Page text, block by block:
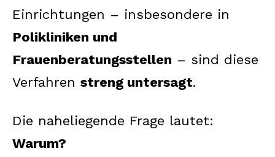
Einrichtungen – insbesondere in
Polikliniken und
Frauenberatungsstellen – sind diese
Verfahren streng untersagt.
Die naheliegende Frage lautet:
Warum?